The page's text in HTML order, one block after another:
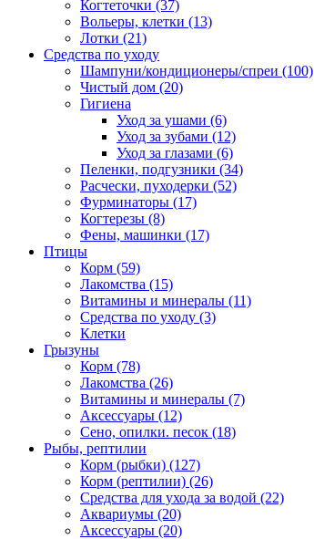
Когтеточки (37)
Вольеры, клетки (13)
Лотки (21)
Средства по уходу
Шампуни/кондиционеры/спреи (100)
Чистый дом (20)
Гигиена
Уход за ушами (6)
Уход за зубами (12)
Уход за глазами (6)
Пеленки, подгузники (34)
Расчески, пуходерки (52)
Фурминаторы (17)
Когтерезы (8)
Фены, машинки (17)
Птицы
Корм (59)
Лакомства (15)
Витамины и минералы (11)
Средства по уходу (3)
Клетки
Грызуны
Корм (78)
Лакомства (26)
Витамины и минералы (7)
Аксессуары (12)
Сено, опилки. песок (18)
Рыбы, рептилии
Корм (рыбки) (127)
Корм (рептилии) (26)
Средства для ухода за водой (22)
Аквариумы (20)
Аксессуары (20)